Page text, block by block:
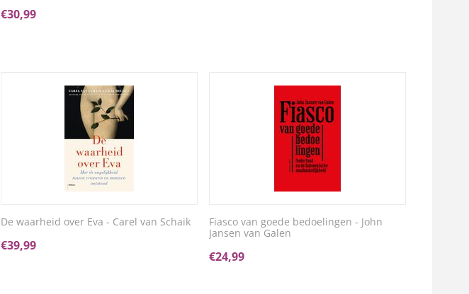
€30,99
De waarheid over Eva - Carel van Schaik
€39,99
Fiasco van goede bedoelingen - John
Jansen van Galen
€24,99